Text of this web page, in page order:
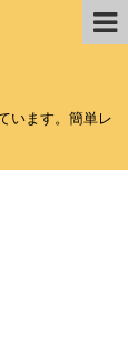
います。簡単レ